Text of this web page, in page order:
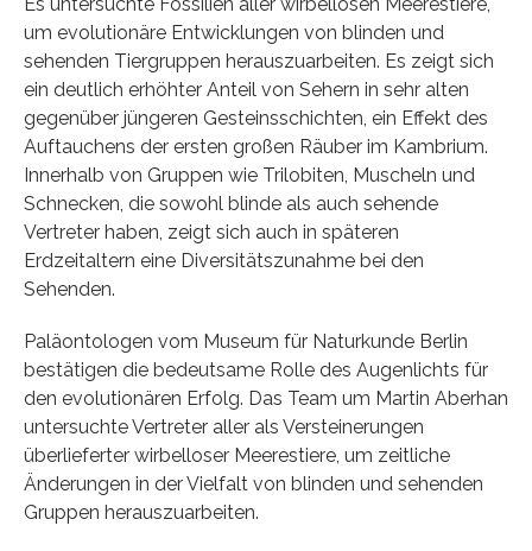
um evolutionäre Entwicklungen von blinden und
sehenden Tiergruppen herauszuarbeiten. Es zeigt sich
ein deutlich erhöhter Anteil von Sehern in sehr alten
gegenüber jüngeren Gesteinsschichten, ein Effekt des
Auftauchens der ersten großen Räuber im Kambrium.
Innerhalb von Gruppen wie Trilobiten, Muscheln und
Schnecken, die sowohl blinde als auch sehende
Vertreter haben, zeigt sich auch in späteren
Erdzeitaltern eine Diversitätszunahme bei den
Sehenden.
Paläontologen vom Museum für Naturkunde Berlin
bestätigen die bedeutsame Rolle des Augenlichts für
den evolutionären Erfolg. Das Team um Martin Aberhan
untersuchte Vertreter aller als Versteinerungen
überlieferter wirbelloser Meerestiere, um zeitliche
Änderungen in der Vielfalt von blinden und sehenden
Gruppen herauszuarbeiten.